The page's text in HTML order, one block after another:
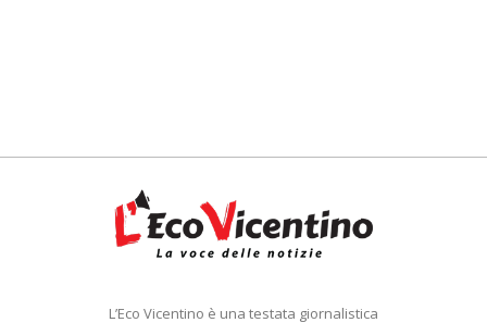
L’Eco Vicentino è una testata giornalistica